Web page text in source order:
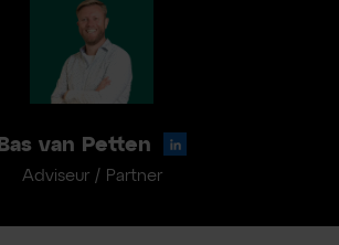
Bas van Petten
Adviseur / Partner